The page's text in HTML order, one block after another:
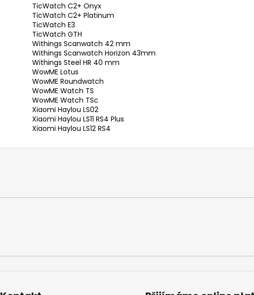
TicWatch C2+ Onyx
TicWatch C2+ Platinum
TicWatch E3
TicWatch GTH
Withings Scanwatch 42 mm
Withings Scanwatch Horizon 43mm
Withings Steel HR 40 mm
WowME Lotus
WowME Roundwatch
WowME Watch TS
WowME Watch TSc
Xiaomi Haylou LS02
Xiaomi Haylou LS11 RS4 Plus
Xiaomi Haylou LS12 RS4